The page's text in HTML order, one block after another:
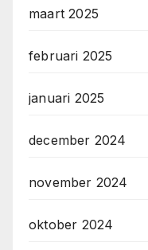
maart 2025
februari 2025
januari 2025
december 2024
november 2024
oktober 2024